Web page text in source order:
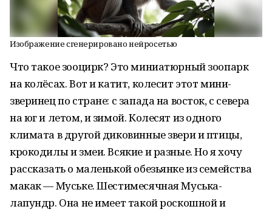
Изображение сгенерировано нейросетью
Что такое зооцирк? Это миниатюрный зоопарк
на колёсах. Вот и катит, колесит этот мини-
зверинец по стране: с запада на восток, с севера
на юг и летом, и зимой. Колесят из одного
климата в другой диковинные звери и птицы,
крокодилы и змеи. Всякие и разные. Но я хочу
рассказать о маленькой обезьянке из семейства
макак — Муське. Шестимесячная Муська-
лапундр. Она не имеет такой роскошной и